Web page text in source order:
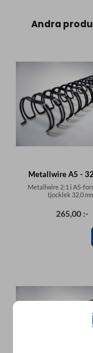
Andra
Metallwire A5 -
Metallwire 2:1 i A5-
tjocklek 32,0
265,00 :-